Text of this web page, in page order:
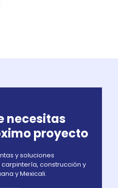
necesitas
proyecto
y soluciones
construcción y
y Mexicali.